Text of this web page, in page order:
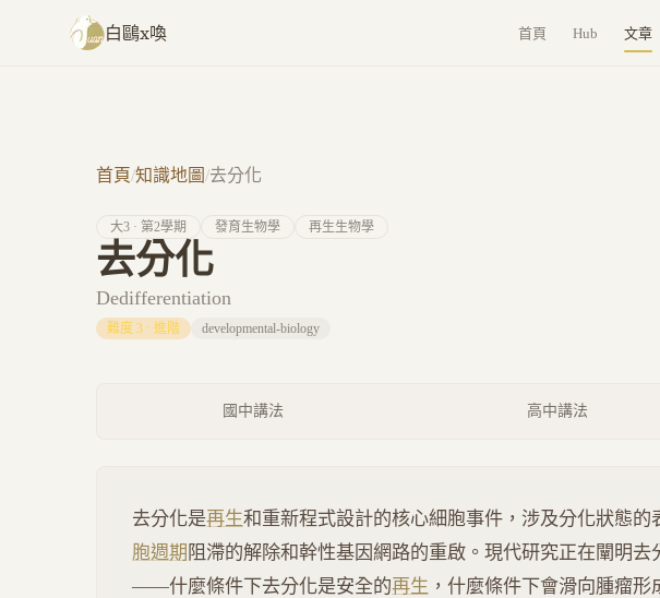
跳至主要內容
白鷗x喚 首頁 Hub 文章
首頁/知識地圖/去分化
大3 · 第2學期 發育生物學 再生生物學
去分化
Dedifferentiation
難度 3 · 進階 developmental-biology
國中講法 高中講法
去分化是再生和重新程式設計的核心細胞事件，涉及分化狀態的
胞週期 阻滯的解除和幹性基因網路的重啟。現代研究正在闡明去
——什麼條件下去分化是安全的再生 ，什麼條件下會滑向腫瘤形